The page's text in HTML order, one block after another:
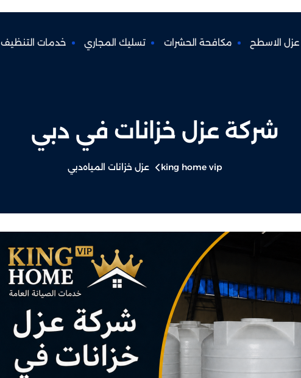
عزل الاسطح مكافحة الحشرات تسليك المجاري خدمات التنظيف
شركة عزل خزانات في دبي
king home vip عزل خزانات المياهدبي